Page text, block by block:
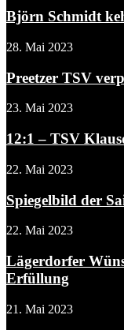
Björn Schmidt
28. Mai 2023
Preetzer TSV
23. Mai 2023
12:1 – TSV
22. Mai 2023
Spiegelbild der
22. Mai 2023
Lägerdorfer
Erfüllung
21. Mai 2023